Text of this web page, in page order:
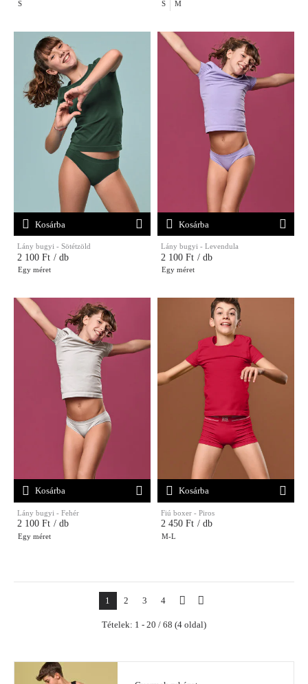
S S M
Lány bugyi - Sötétzöld
Egy méret
2 100 Ft / db
Kosárba
Lány bugyi - Levendula
Egy méret
2 100 Ft / db
Kosárba
Lány bugyi - Fehér
Egy méret
2 100 Ft / db
Kosárba
Fiú boxer - Piros
M-L
2 450 Ft / db
Kosárba
1 2 3 4
Tételek: 1 - 20 / 68 (4 oldal)